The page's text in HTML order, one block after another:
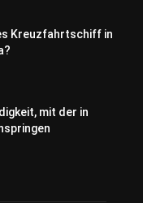
Kreuzfahrtschiff in
mit der in